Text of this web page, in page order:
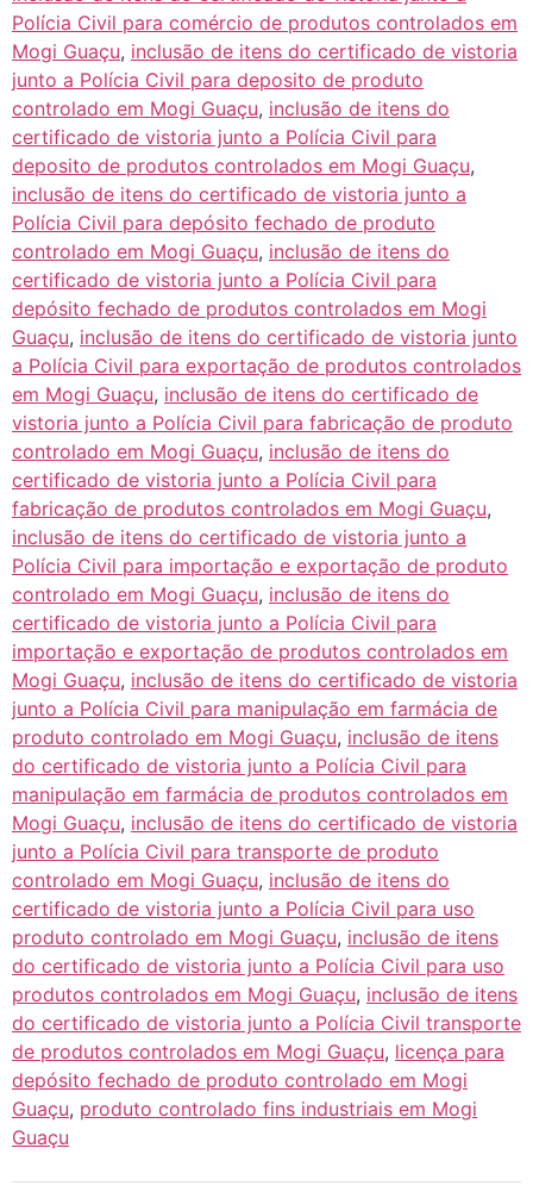
Polícia Civil para comércio de produtos controlados em
Mogi Guaçu, inclusão de itens do certificado de vistoria
junto a Polícia Civil para deposito de produto
controlado em Mogi Guaçu, inclusão de itens do
certificado de vistoria junto a Polícia Civil para
deposito de produtos controlados em Mogi Guaçu,
inclusão de itens do certificado de vistoria junto a
Polícia Civil para depósito fechado de produto
controlado em Mogi Guaçu, inclusão de itens do
certificado de vistoria junto a Polícia Civil para
depósito fechado de produtos controlados em Mogi
Guaçu, inclusão de itens do certificado de vistoria junto
a Polícia Civil para exportação de produtos controlados
em Mogi Guaçu, inclusão de itens do certificado de
vistoria junto a Polícia Civil para fabricação de produto
controlado em Mogi Guaçu, inclusão de itens do
certificado de vistoria junto a Polícia Civil para
fabricação de produtos controlados em Mogi Guaçu,
inclusão de itens do certificado de vistoria junto a
Polícia Civil para importação e exportação de produto
controlado em Mogi Guaçu, inclusão de itens do
certificado de vistoria junto a Polícia Civil para
importação e exportação de produtos controlados em
Mogi Guaçu, inclusão de itens do certificado de vistoria
junto a Polícia Civil para manipulação em farmácia de
produto controlado em Mogi Guaçu, inclusão de itens
do certificado de vistoria junto a Polícia Civil para
manipulação em farmácia de produtos controlados em
Mogi Guaçu, inclusão de itens do certificado de vistoria
junto a Polícia Civil para transporte de produto
controlado em Mogi Guaçu, inclusão de itens do
certificado de vistoria junto a Polícia Civil para uso
produto controlado em Mogi Guaçu, inclusão de itens
do certificado de vistoria junto a Polícia Civil para uso
produtos controlados em Mogi Guaçu, inclusão de itens
do certificado de vistoria junto a Polícia Civil transporte
de produtos controlados em Mogi Guaçu, licença para
depósito fechado de produto controlado em Mogi
Guaçu, produto controlado fins industriais em Mogi
Guaçu